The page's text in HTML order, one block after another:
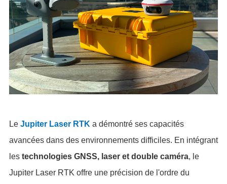
Le Jupiter Laser RTK a démontré ses capacités
avancées dans des environnements difficiles. En intégrant
les technologies GNSS, laser et double caméra, le
Jupiter Laser RTK offre une précision de l'ordre du